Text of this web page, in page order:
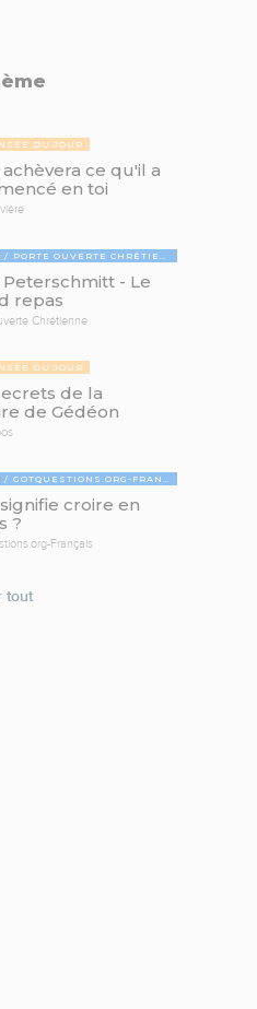
DU JOUR
ce qu'il a
en toi
PORTE OUVERTE CHRÉTIENNE
Peterschmitt - Le
repas
Chrétienne
DU JOUR
de la
de Gédéon
GOTQUESTIONS.ORG-FRANÇAIS
croire en
?
Français
tout